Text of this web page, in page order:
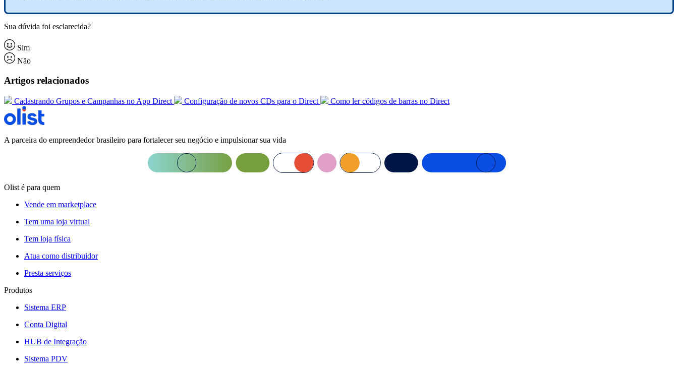
Sua dúvida foi esclarecida?
Sim
Não
Artigos relacionados
Cadastrando Grupos e Campanhas no App Direct Configuração de novos CDs para o Direct Como ler códigos de barras no Direct
A parceira do empreendedor brasileiro para fortalecer seu negócio e impulsionar sua vida
Olist é para quem
Vende em marketplace
Tem uma loja virtual
Tem loja física
Atua como distribuidor
Presta serviços
Produtos
Sistema ERP
Conta Digital
HUB de Integração
Sistema PDV